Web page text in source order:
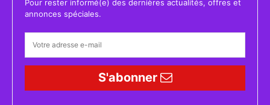
Pour rester informé(e) des dernières actualités, offres et
annonces spéciales.
S'abonner